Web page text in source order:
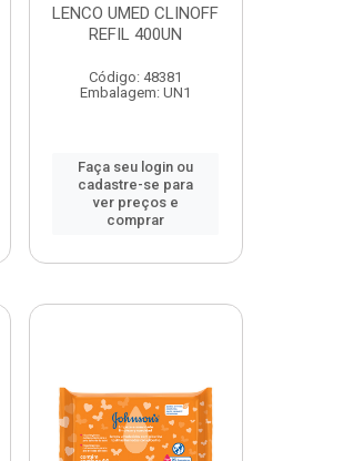
LENCO UMED CLINOFF
REFIL 400UN
Código: 48381
Embalagem: UN1
Faça seu login ou
cadastre-se para
ver preços e
comprar